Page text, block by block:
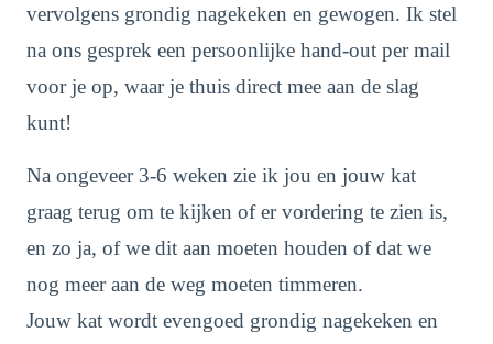
vervolgens grondig nagekeken en gewogen. Ik stel
na ons gesprek een persoonlijke hand-out per mail
voor je op, waar je thuis direct mee aan de slag
kunt!
Na ongeveer 3-6 weken zie ik jou en jouw kat
graag terug om te kijken of er vordering te zien is,
en zo ja, of we dit aan moeten houden of dat we
nog meer aan de weg moeten timmeren.
Jouw kat wordt evengoed grondig nagekeken en